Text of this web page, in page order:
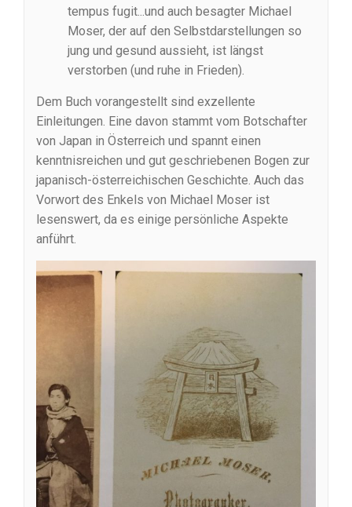
tempus fugit...und auch besagter Michael
Moser, der auf den Selbstdarstellungen so
jung und gesund aussieht, ist längst
verstorben (und ruhe in Frieden).
Dem Buch vorangestellt sind exzellente
Einleitungen. Eine davon stammt vom Botschafter
von Japan in Österreich und spannt einen
kenntnisreichen und gut geschriebenen Bogen zur
japanisch-österreichischen Geschichte. Auch das
Vorwort des Enkels von Michael Moser ist
lesenswert, da es einige persönliche Aspekte
anführt.